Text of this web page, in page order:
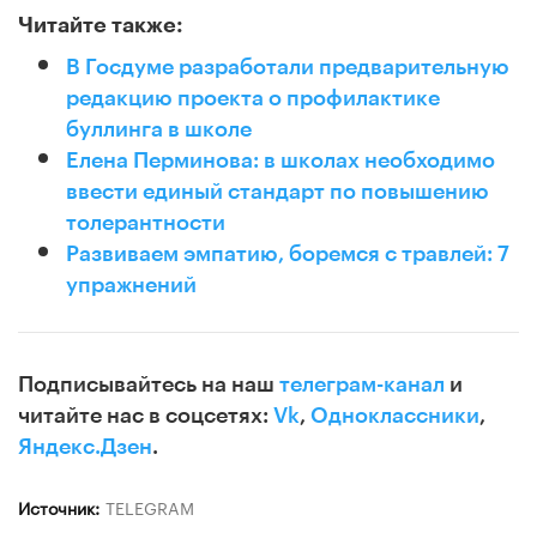
Читайте также:
В Госдуме разработали предварительную
редакцию проекта о профилактике
буллинга в школе
Елена Перминова: в школах необходимо
ввести единый стандарт по повышению
толерантности
Развиваем эмпатию, боремся с травлей: 7
упражнений
Подписывайтесь на наш телеграм-канал и
читайте нас в соцсетях: Vk, Одноклассники,
Яндекс.Дзен.
Источник: TELEGRAM